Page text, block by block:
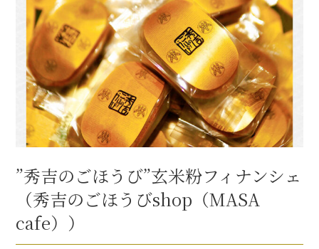
”秀吉のごほうび”玄米粉フィナンシェ
（秀吉のごほうびshop（MASA
cafe））